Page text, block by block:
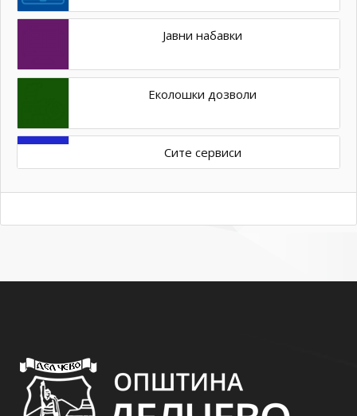
Јавни набавки
Еколошки дозволи
Сите сервиси